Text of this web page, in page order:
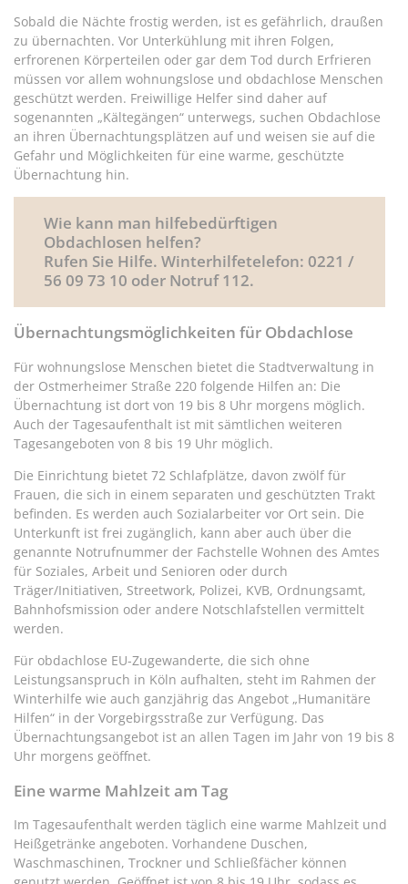
Sobald die Nächte frostig werden, ist es gefährlich, draußen
zu übernachten. Vor Unterkühlung mit ihren Folgen,
erfrorenen Körperteilen oder gar dem Tod durch Erfrieren
müssen vor allem wohnungslose und obdachlose Menschen
geschützt werden. Freiwillige Helfer sind daher auf
sogenannten „Kältegängen“ unterwegs, suchen Obdachlose
an ihren Übernachtungsplätzen auf und weisen sie auf die
Gefahr und Möglichkeiten für eine warme, geschützte
Übernachtung hin.
Wie kann man hilfebedürftigen
Obdachlosen helfen?
Rufen Sie Hilfe. Winterhilfetelefon: 0221 /
56 09 73 10 oder Notruf 112.
Übernachtungsmöglichkeiten für Obdachlose
Für wohnungslose Menschen bietet die Stadtverwaltung in
der Ostmerheimer Straße 220 folgende Hilfen an: Die
Übernachtung ist dort von 19 bis 8 Uhr morgens möglich.
Auch der Tagesaufenthalt ist mit sämtlichen weiteren
Tagesangeboten von 8 bis 19 Uhr möglich.
Die Einrichtung bietet 72 Schlafplätze, davon zwölf für
Frauen, die sich in einem separaten und geschützten Trakt
befinden. Es werden auch Sozialarbeiter vor Ort sein. Die
Unterkunft ist frei zugänglich, kann aber auch über die
genannte Notrufnummer der Fachstelle Wohnen des Amtes
für Soziales, Arbeit und Senioren oder durch
Träger/Initiativen, Streetwork, Polizei, KVB, Ordnungsamt,
Bahnhofsmission oder andere Notschlafstellen vermittelt
werden.
Für obdachlose EU-Zugewanderte, die sich ohne
Leistungsanspruch in Köln aufhalten, steht im Rahmen der
Winterhilfe wie auch ganzjährig das Angebot „Humanitäre
Hilfen“ in der Vorgebirgsstraße zur Verfügung. Das
Übernachtungsangebot ist an allen Tagen im Jahr von 19 bis 8
Uhr morgens geöffnet.
Eine warme Mahlzeit am Tag
Im Tagesaufenthalt werden täglich eine warme Mahlzeit und
Heißgetränke angeboten. Vorhandene Duschen,
Waschmaschinen, Trockner und Schließfächer können